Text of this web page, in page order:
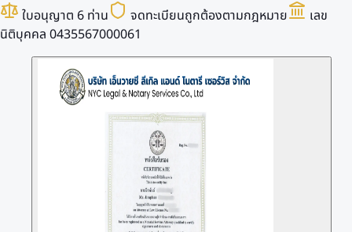
ใบอนุญาต 6 ท่าน
จดทะเบียนถูกต้องตามกฎหมาย
เลข
นิติบุคคล 0435567000061